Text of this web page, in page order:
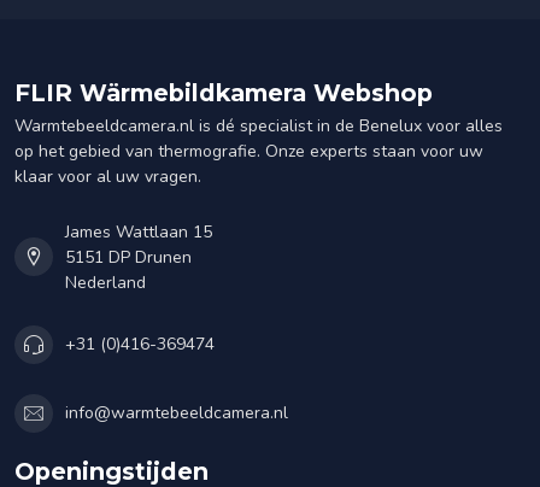
FLIR Wärmebildkamera Webshop
Warmtebeeldcamera.nl is dé specialist in de Benelux voor alles
op het gebied van thermografie. Onze experts staan voor uw
klaar voor al uw vragen.
James Wattlaan 15
5151 DP Drunen
Nederland
+31 (0)416-369474
info@warmtebeeldcamera.nl
Openingstijden